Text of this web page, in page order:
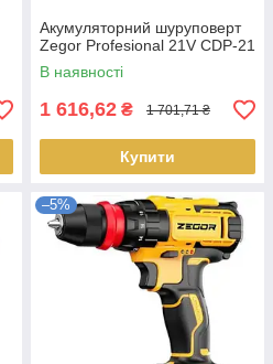
Акумуляторний шуруповерт
Zegor Profesional 21V CDP-21
В наявності
1 616,62 ₴ 1 701,71 ₴
Купити
–5%